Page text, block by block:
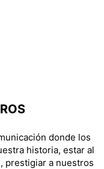
donde los
historia, estar al
prestigiar a nuestros